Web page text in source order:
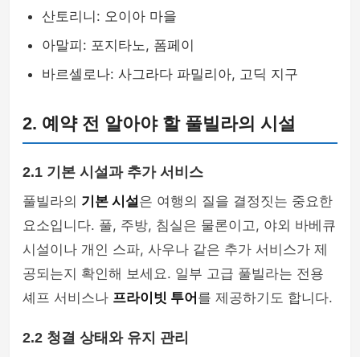
산토리니: 오이아 마을
아말피: 포지타노, 폼페이
바르셀로나: 사그라다 파밀리아, 고딕 지구
2. 예약 전 알아야 할 풀빌라의 시설
2.1 기본 시설과 추가 서비스
풀빌라의 기본 시설은 여행의 질을 결정짓는 중요한
요소입니다. 풀, 주방, 침실은 물론이고, 야외 바베큐
시설이나 개인 스파, 사우나 같은 추가 서비스가 제
공되는지 확인해 보세요. 일부 고급 풀빌라는 전용
셰프 서비스나 프라이빗 투어 를 제공하기도 합니다.
2.2 청결 상태와 유지 관리